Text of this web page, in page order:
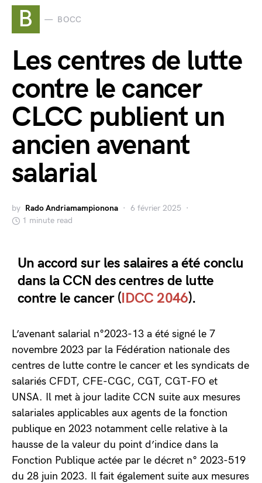
B BOCC
Les centres de lutte
contre le cancer
CLCC publient un
ancien avenant
salarial
by Rado Andriamampionona
6 février 2025
1 minute read
Un accord sur les salaires a été conclu
dans la CCN des centres de lutte
contre le cancer (IDCC 2046).
L’avenant salarial n°2023-13 a été signé le 7
novembre 2023 par la Fédération nationale des
centres de lutte contre le cancer et les syndicats de
salariés CFDT, CFE-CGC, CGT, CGT-FO et
UNSA. Il met à jour ladite CCN suite aux mesures
salariales applicables aux agents de la fonction
publique en 2023 notamment celle relative à la
hausse de la valeur du point d’indice dans la
Fonction Publique actée par le décret n° 2023-519
du 28 juin 2023. Il fait également suite aux mesures